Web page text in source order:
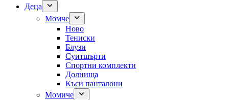
Деца
Момче
Ново
Тениски
Блузи
Суитшърти
Спортни комплекти
Долнища
Къси панталони
Момиче